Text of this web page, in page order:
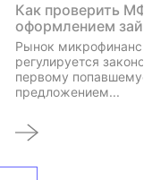
Как проверить
оформлением
Рынок
регулируется
первому
предложением...